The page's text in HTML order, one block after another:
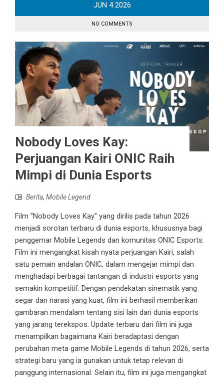
JUN 4 2026
NO COMMENTS
Nobody Loves Kay:
Perjuangan Kairi ONIC Raih
Mimpi di Dunia Esports
Berita, Mobile Legend
Film "Nobody Loves Kay" yang dirilis pada tahun 2026
menjadi sorotan terbaru di dunia esports, khususnya bagi
penggemar Mobile Legends dan komunitas ONIC Esports.
Film ini mengangkat kisah nyata perjuangan Kairi, salah
satu pemain andalan ONIC, dalam mengejar mimpi dan
menghadapi berbagai tantangan di industri esports yang
semakin kompetitif. Dengan pendekatan sinematik yang
segar dan narasi yang kuat, film ini berhasil memberikan
gambaran mendalam tentang sisi lain dari dunia esports
yang jarang terekspos. Update terbaru dari film ini juga
menampilkan bagaimana Kairi beradaptasi dengan
perubahan meta game Mobile Legends di tahun 2026, serta
strategi baru yang ia gunakan untuk tetap relevan di
panggung internasional. Selain itu, film ini juga mengangkat